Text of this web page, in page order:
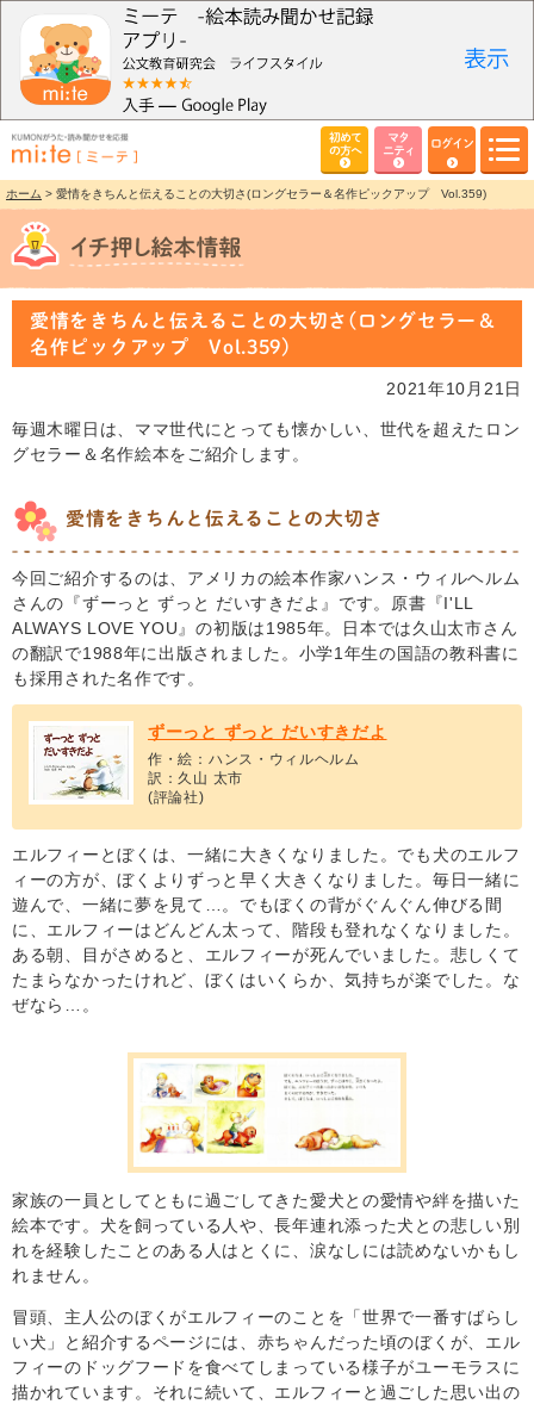
初めて
の方へ
マタ
ニティ
ログイン
ホーム > 愛情をきちんと伝えることの大切さ(ロングセラー＆名作ピックアップ Vol.359)
愛情をきちんと伝えることの大切さ(ロングセラー＆
名作ピックアップ Vol.359)
2021年10月21日
毎週木曜日は、ママ世代にとっても懐かしい、世代を超えたロン
グセラー＆名作絵本をご紹介します。
愛情をきちんと伝えることの大切さ
今回ご紹介するのは、アメリカの絵本作家ハンス・ウィルヘルム
さんの『ずーっと ずっと だいすきだよ』です。原書『I'LL
ALWAYS LOVE YOU』の初版は1985年。日本では久山太市さん
の翻訳で1988年に出版されました。小学1年生の国語の教科書に
も採用された名作です。
ずーっと ずっと だいすきだよ
作・絵：ハンス・ウィルヘルム
訳：久山 太市
(評論社)
エルフィーとぼくは、一緒に大きくなりました。でも犬のエルフ
ィーの方が、ぼくよりずっと早く大きくなりました。毎日一緒に
遊んで、一緒に夢を見て…。でもぼくの背がぐんぐん伸びる間
に、エルフィーはどんどん太って、階段も登れなくなりました。
ある朝、目がさめると、エルフィーが死んでいました。悲しくて
たまらなかったけれど、ぼくはいくらか、気持ちが楽でした。な
ぜなら…。
家族の一員としてともに過ごしてきた愛犬との愛情や絆を描いた
絵本です。犬を飼っている人や、長年連れ添った犬との悲しい別
れを経験したことのある人はとくに、涙なしには読めないかもし
れません。
冒頭、主人公のぼくがエルフィーのことを「世界で一番すばらし
い犬」と紹介するページには、赤ちゃんだった頃のぼくが、エル
フィーのドッグフードを食べてしまっている様子がユーモラスに
描かれています。それに続いて、エルフィーと過ごした思い出の